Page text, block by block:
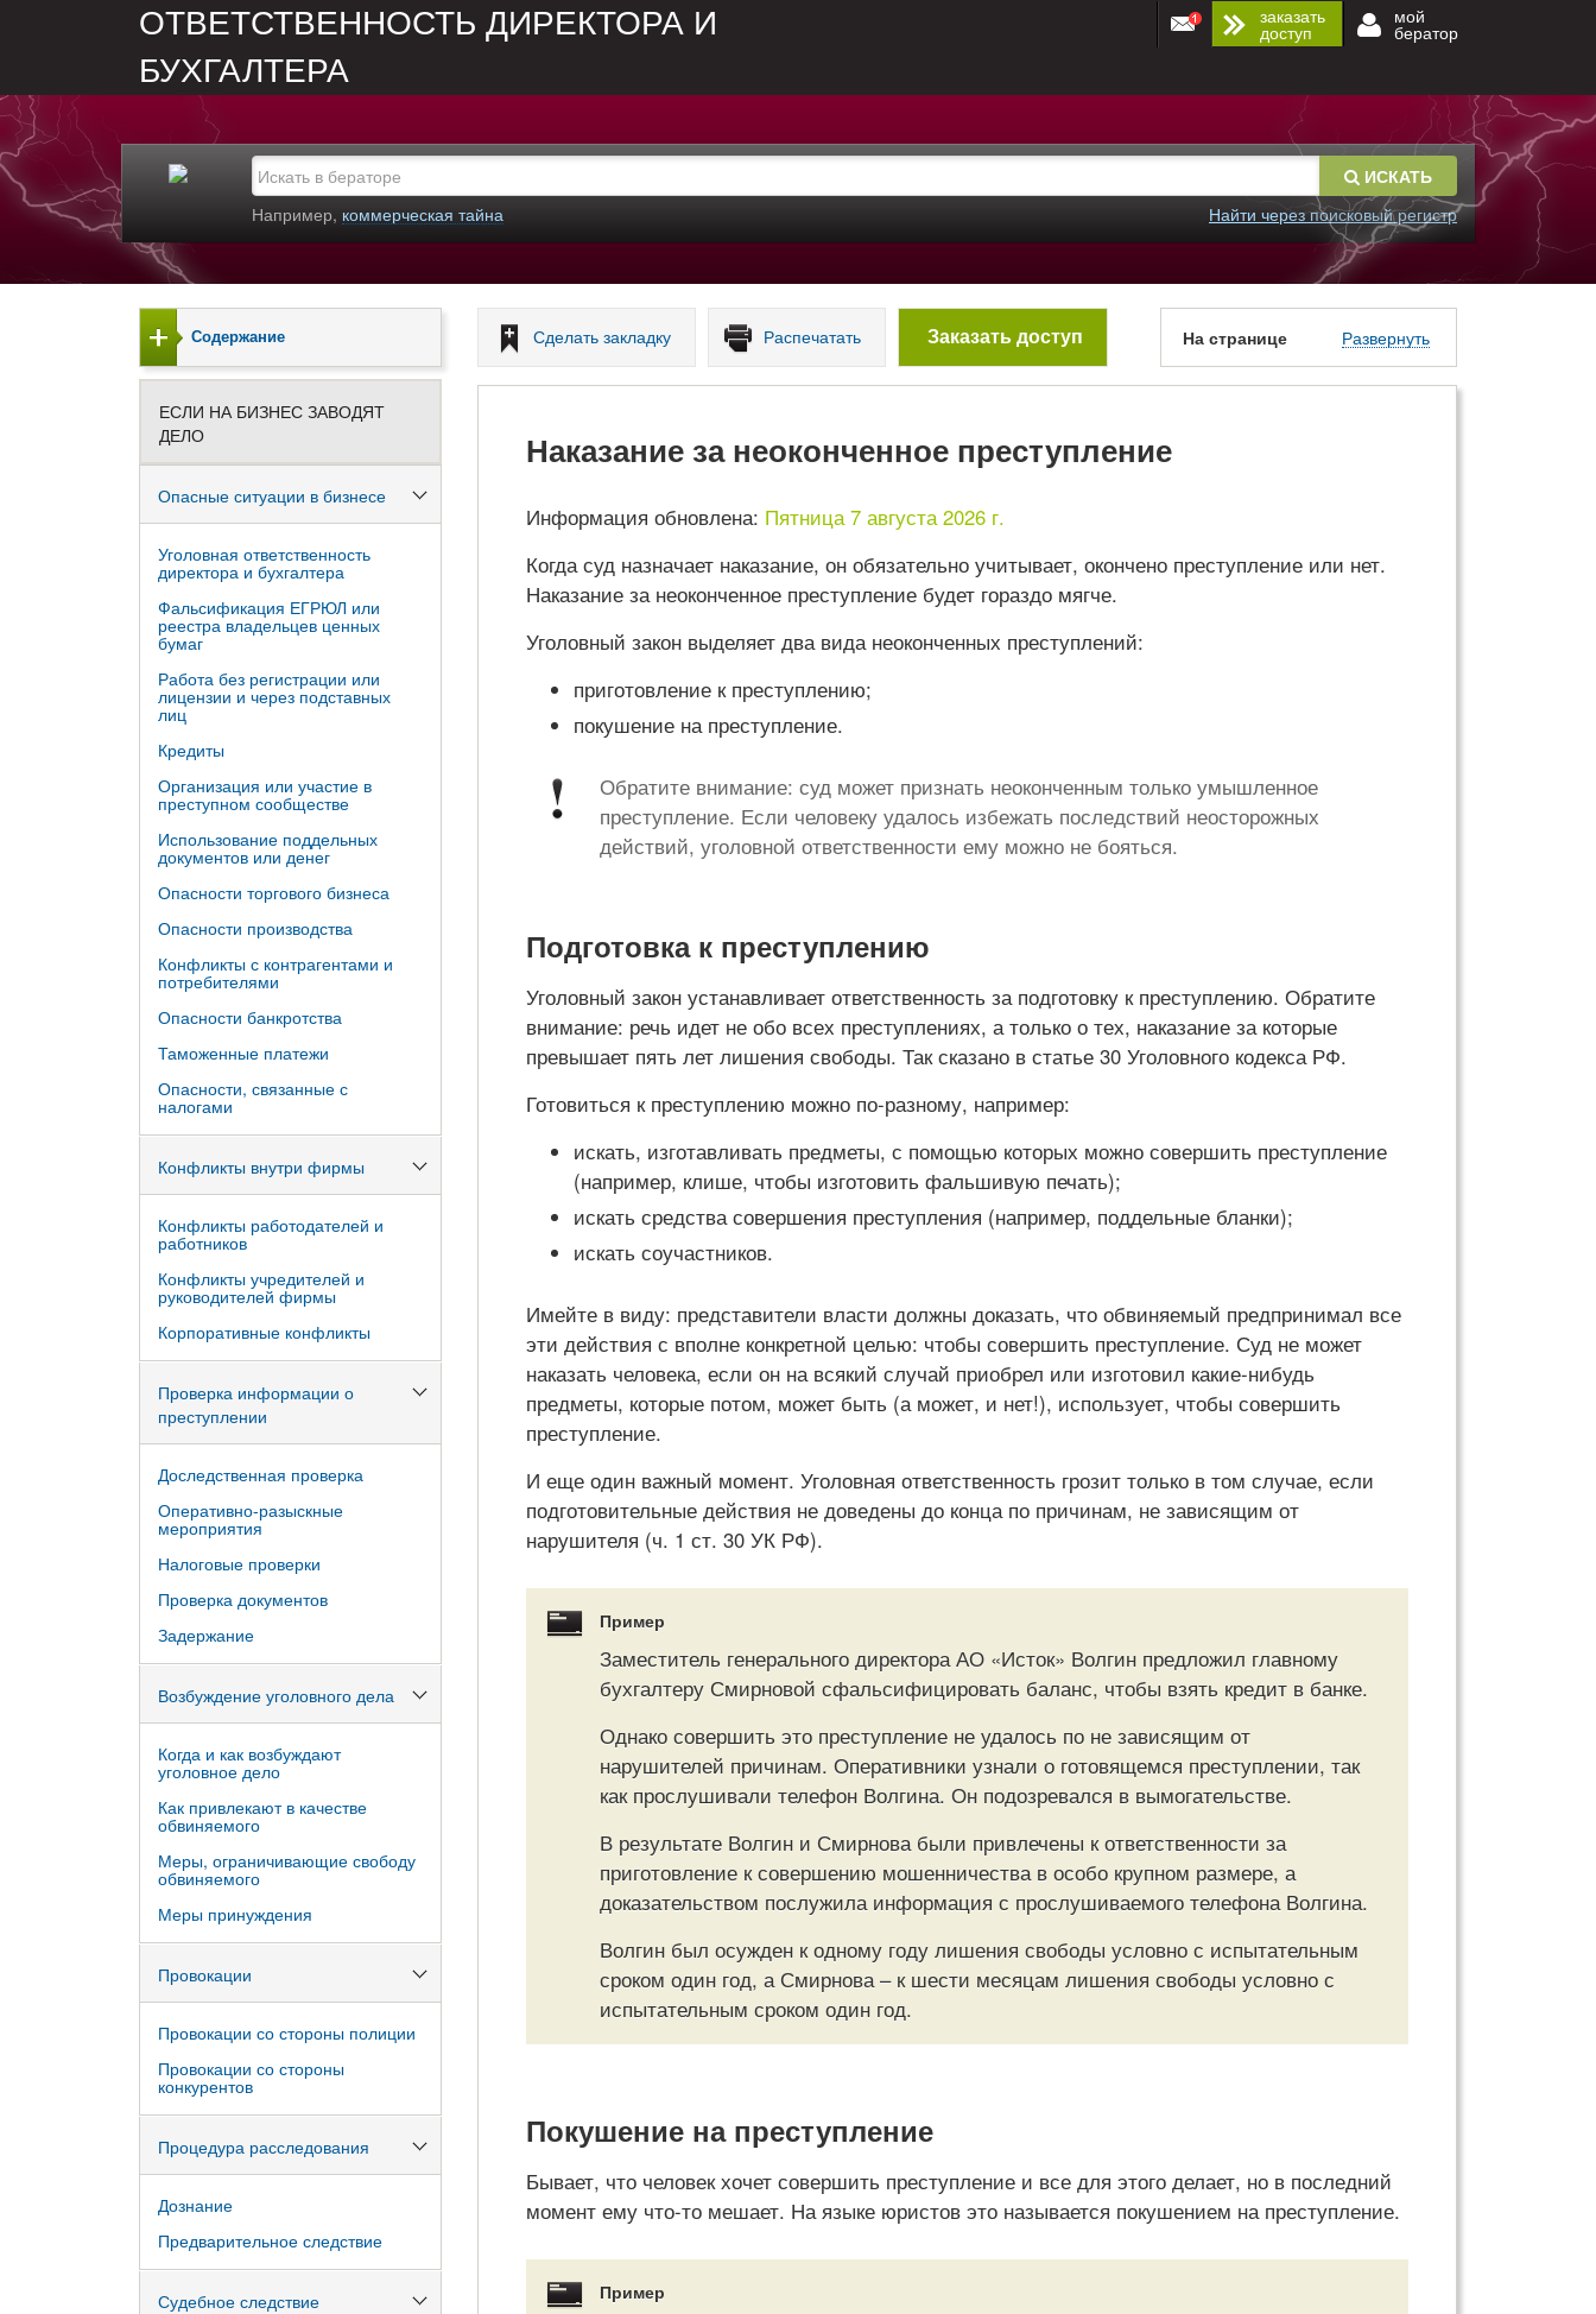
ОТВЕТСТВЕННОСТЬ ДИРЕКТОРА И
БУХГАЛТЕРА
заказать
доступ
мой
бератор
ИСКАТЬ
Например, коммерческая тайна Найти через поисковый регистр
На странице Развернуть
Сделать закладку Распечатать Заказать доступ
Наказание за неоконченное преступление
Информация обновлена: Пятница 7 августа 2026 г.
Когда суд назначает наказание, он обязательно учитывает, окончено преступление или нет.
Наказание за неоконченное преступление будет гораздо мягче.
Уголовный закон выделяет два вида неоконченных преступлений:
приготовление к преступлению;
покушение на преступление.
Обратите внимание: суд может признать неоконченным только умышленное
преступление. Если человеку удалось избежать последствий неосторожных
действий, уголовной ответственности ему можно не бояться.
Подготовка к преступлению
Уголовный закон устанавливает ответственность за подготовку к преступлению. Обратите
внимание: речь идет не обо всех преступлениях, а только о тех, наказание за которые
превышает пять лет лишения свободы. Так сказано в статье 30 Уголовного кодекса РФ.
Готовиться к преступлению можно по-разному, например:
искать, изготавливать предметы, с помощью которых можно совершить преступление
(например, клише, чтобы изготовить фальшивую печать);
искать средства совершения преступления (например, поддельные бланки);
искать соучастников.
Имейте в виду: представители власти должны доказать, что обвиняемый предпринимал все
эти действия с вполне конкретной целью: чтобы совершить преступление. Суд не может
наказать человека, если он на всякий случай приобрел или изготовил какие-нибудь
предметы, которые потом, может быть (а может, и нет!), использует, чтобы совершить
преступление.
И еще один важный момент. Уголовная ответственность грозит только в том случае, если
подготовительные действия не доведены до конца по причинам, не зависящим от
нарушителя (ч. 1 ст. 30 УК РФ).
Пример
Заместитель генерального директора АО «Исток» Волгин предложил главному
бухгалтеру Смирновой сфальсифицировать баланс, чтобы взять кредит в банке.
Однако совершить это преступление не удалось по не зависящим от
нарушителей причинам. Оперативники узнали о готовящемся преступлении, так
как прослушивали телефон Волгина. Он подозревался в вымогательстве.
В результате Волгин и Смирнова были привлечены к ответственности за
приготовление к совершению мошенничества в особо крупном размере, а
доказательством послужила информация с прослушиваемого телефона Волгина.
Волгин был осужден к одному году лишения свободы условно с испытательным
сроком один год, а Смирнова – к шести месяцам лишения свободы условно с
испытательным сроком один год.
Покушение на преступление
Бывает, что человек хочет совершить преступление и все для этого делает, но в последний
момент ему что-то мешает. На языке юристов это называется покушением на преступление.
Пример
Содержание
ЕСЛИ НА БИЗНЕС ЗАВОДЯТ
ДЕЛО
Опасные ситуации в бизнесе
Уголовная ответственность
директора и бухгалтера
Фальсификация ЕГРЮЛ или
реестра владельцев ценных
бумаг
Работа без регистрации или
лицензии и через подставных
лиц
Кредиты
Организация или участие в
преступном сообществе
Использование поддельных
документов или денег
Опасности торгового бизнеса
Опасности производства
Конфликты с контрагентами и
потребителями
Опасности банкротства
Таможенные платежи
Опасности, связанные с
налогами
Конфликты внутри фирмы
Конфликты работодателей и
работников
Конфликты учредителей и
руководителей фирмы
Корпоративные конфликты
Проверка информации о
преступлении
Доследственная проверка
Оперативно-разыскные
мероприятия
Налоговые проверки
Проверка документов
Задержание
Возбуждение уголовного дела
Когда и как возбуждают
уголовное дело
Как привлекают в качестве
обвиняемого
Меры, ограничивающие свободу
обвиняемого
Меры принуждения
Провокации
Провокации со стороны полиции
Провокации со стороны
конкурентов
Процедура расследования
Дознание
Предварительное следствие
Судебное следствие